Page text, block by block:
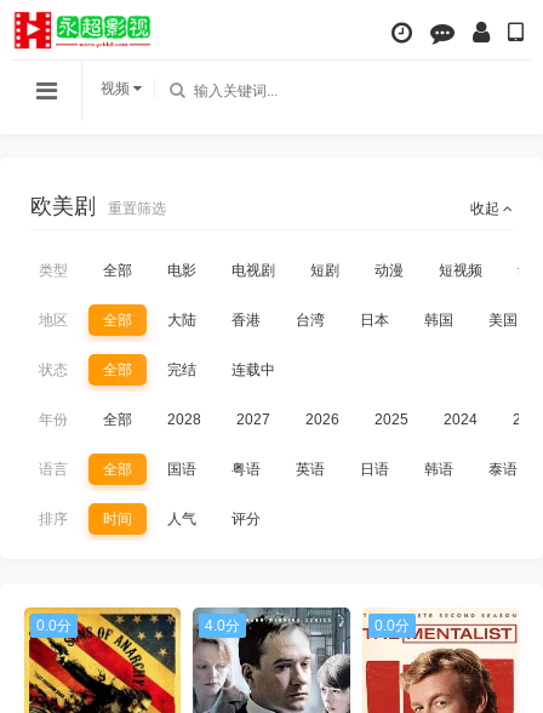
视频
收起
欧美剧 重置筛选
类型 全部 电影 电视剧 短剧 动漫 短视频 动
地区 全部 大陆 香港 台湾 日本 韩国 美国
状态 全部 完结 连载中
年份 全部 2028 2027 2026 2025 2024
语言 全部 国语 粤语 英语 日语 韩语 泰语
排序 时间 人气 评分
0.0分 4.0分 0.0分